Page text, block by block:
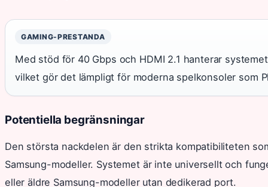
GAMING-PRESTANDA
Med stöd för 40 Gbps och HDMI 2.1 hanterar
vilket gör det lämpligt för moderna spelkonsoler som
Potentiella begränsningar
Den största nackdelen är den strikta kompatibiliteten
Samsung-modeller. Systemet är inte universellt och
eller äldre Samsung-modeller utan dedikerad port.